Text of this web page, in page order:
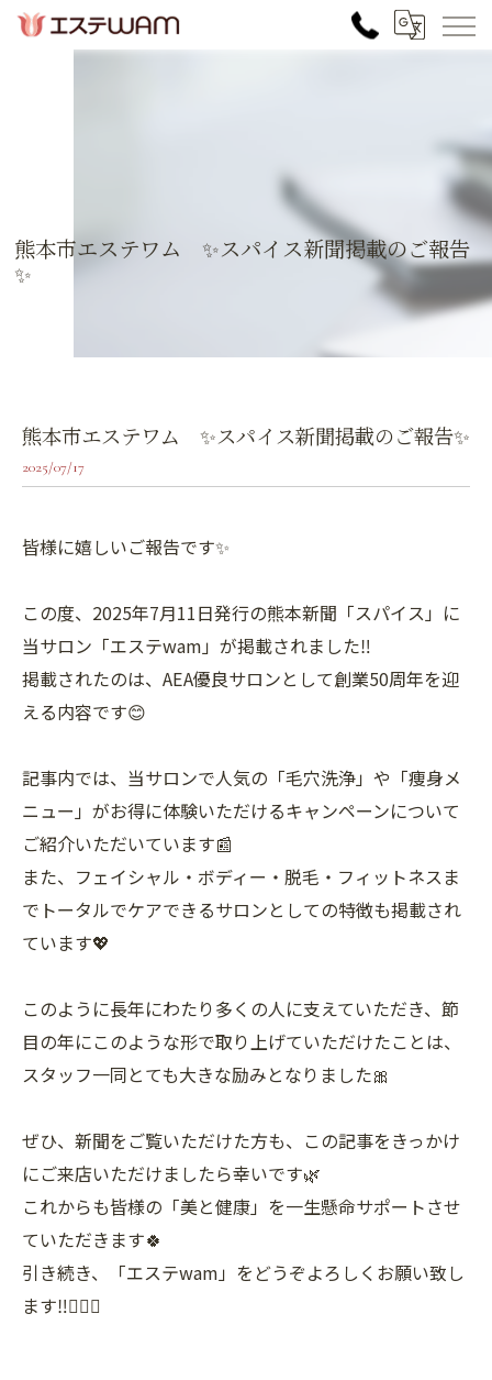
熊本市エステワム ✨スパイス新聞掲載のご報告
✨
熊本市エステワム ✨スパイス新聞掲載のご報告✨
2025/07/17
皆様に嬉しいご報告です✨
この度、2025年7月11日発行の熊本新聞「スパイス」に
当サロン「エステwam」が掲載されました‼️
掲載されたのは、AEA優良サロンとして創業50周年を迎
える内容です😊
記事内では、当サロンで人気の「毛穴洗浄」や「痩身メ
ニュー」がお得に体験いただけるキャンペーンについて
ご紹介いただいています📰
また、フェイシャル・ボディー・脱毛・フィットネスま
でトータルでケアできるサロンとしての特徴も掲載され
ています💖
このように長年にわたり多くの人に支えていただき、節
目の年にこのような形で取り上げていただけたことは、
スタッフ一同とても大きな励みとなりました🎀
ぜひ、新聞をご覧いただけた方も、この記事をきっかけ
にご来店いただけましたら幸いです🌿
これからも皆様の「美と健康」を一生懸命サポートさせ
ていただきます🍀
引き続き、「エステwam」をどうぞよろしくお願い致し
ます‼️🙇🏻‍♀️